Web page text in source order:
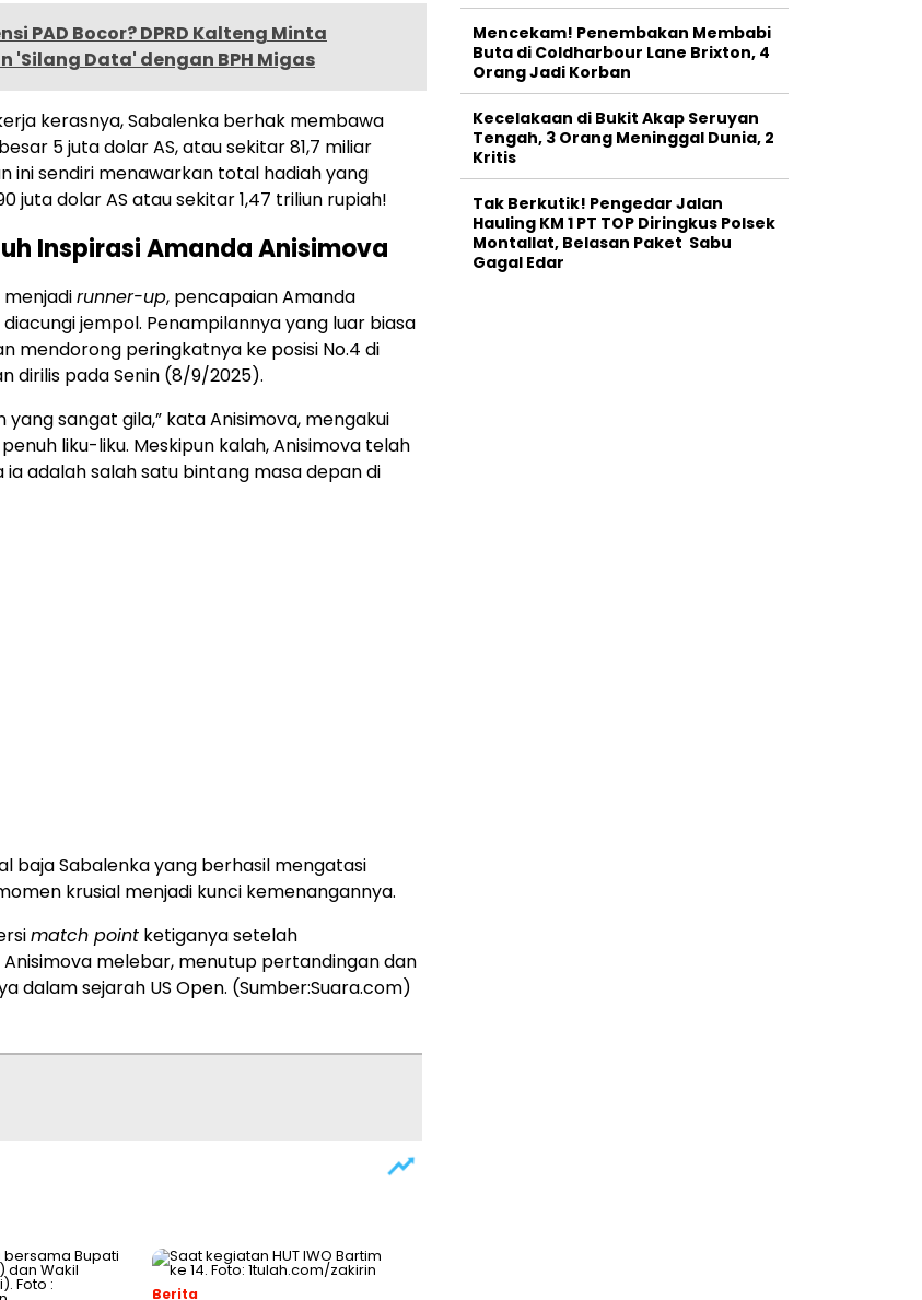
PAD Bocor? DPRD Kalteng Minta
'Silang Data' dengan BPH Migas
kerasnya, Sabalenka berhak membawa
5 juta dolar AS, atau sekitar 81,7 miliar
ini sendiri menawarkan total hadiah yang
juta dolar AS atau sekitar 1,47 triliun rupiah!
Inspirasi Amanda Anisimova
menjadirunner-up, pencapaian Amanda
jempol. Penampilannya yang luar biasa
mendorong peringkatnya ke posisi No.4 di
dirilis pada Senin (8/9/2025).
yang sangat gila,” kata Anisimova, mengakui
liku-liku. Meskipun kalah, Anisimova telah
adalah salah satu bintang masa depan di
baja Sabalenka yang berhasil mengatasi
krusial menjadi kunci kemenangannya.
match point ketiganya setelah
melebar, menutup pertandingan dan
dalam sejarah US Open. (Sumber:Suara.com)
Berita
Mencekam! Penembakan Membabi
Buta di Coldharbour Lane Brixton, 4
Orang Jadi Korban
Kecelakaan di Bukit Akap Seruyan
Tengah, 3 Orang Meninggal Dunia, 2
Kritis
Tak Berkutik! Pengedar Jalan
Hauling KM 1 PT TOP Diringkus Polsek
Montallat, Belasan Paket Sabu
Gagal Edar